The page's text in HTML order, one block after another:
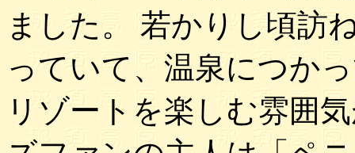
ました。 若かりし頃訪
っていて、温泉につか
リゾートを楽しむ雰囲